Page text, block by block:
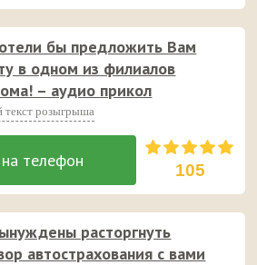
бы предложить Вам
в одном из филиалов
– аудио прикол
текст розыгрыша
105
расторгнуть
автострахования с вами